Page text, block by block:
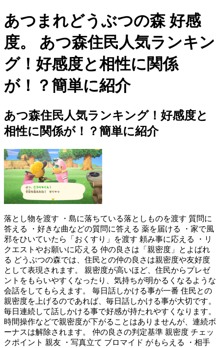
あつまれどうぶつの森 好感
度。 あつ森住民人気ランキン
グ！好感度と相性に関係
が！？簡単に紹介
あつ森住民人気ランキング！好感度と
相性に関係が！？簡単に紹介
落とし物を渡す ・島に落ちている落としものを渡す 質問に
答える ・好きな曲などの質問に答える 薬を届ける ・家で風
邪をひいていたら「おくすり」を渡す 頼み事に応える ・リ
クエストやお願いに応える 仲の良さは「親密度」とよばれ
る どうぶつの森では、住民との仲の良さは親密度や友好度
として表現されます。 親密度が高いほど、住民からプレゼ
ントをもらいやすくなったり、気持ちが明かるくなるような
会話をしてもらえます。 毎日話しかける事が一番 住民との
親密度を上げるのであれば、毎日話しかける事が大切です。
毎日連続して話しかける事で好感が持たれやすくなります。
時間操作などで親密度が下がることはありませんが、連続ボ
ーナスは解除されます。 仲の良さの判定基準 親密度 チェッ
クポイント 親友 ・写真立て ブロマイド がもらえる ・相手